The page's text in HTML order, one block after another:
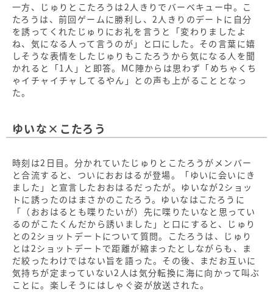
一方、じゅりとこたろうは2人きりでバーベキュー中。こ
たろうは、前回ゲームに勝利し、2人きりのデートに自分
を誘ってくれたじゅりにお礼を言うと「変わりましたよ
ね、気になる人って言うのが」と口にした。その言葉に嬉
しそうな表情をしたじゅりもこたろうから気になる人を聞
かれると「1人」と即答。MC陣からは思わず「めちゃくち
ゃイチャイチャしてるやん」との声も上がることとなっ
た。
ゆいな×こたろう
時刻は2日目。分かれていたじゅりとこたろうがメンバー
と合流すると、ついにおおはるが登場。「ゆいに会いにき
ました」と宣言したおおはるだったが。ゆいなが2ショッ
トに誘ったのはまさかのこたろう。ゆいなはこたろうに
「（おおはるとも喋りたいが）先に喋りたいなと思ってい
るのがこたくんだから誘いました」と口にすると、じゅり
との2ショットデートについて質問。こたろうは、じゅり
とは2ショットデートで距離が縮まったとしながらも、ま
だ絞ったわけではない旨を語った。その後、まだお互いに
気持ちが定まっていない2人は気分転換に海に向かって叫ぶ
ことに。楽しそうにはしゃぐ姿が放送された。